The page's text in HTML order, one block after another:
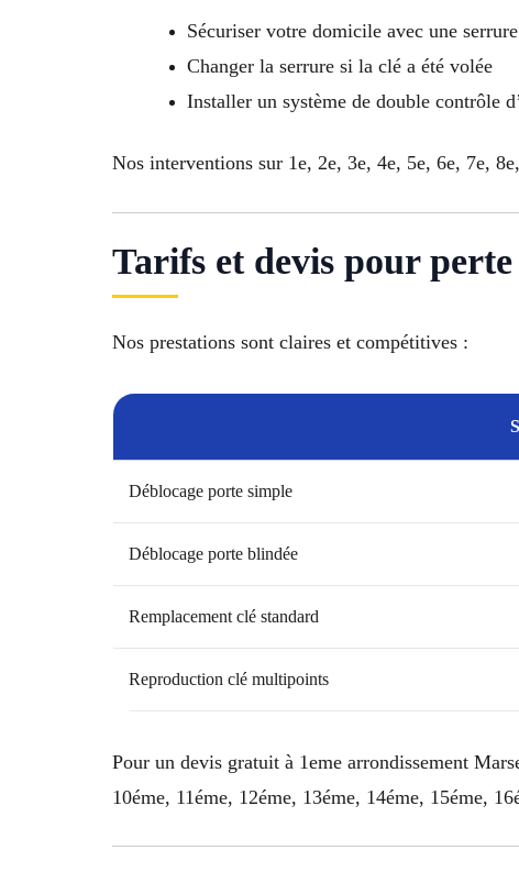
Sécuriser votre domicile avec une
Changer la serrure si la clé a été volée
Installer un système de double contrôle
Nos interventions sur 1e, 2e, 3e, 4e, 5e, 6e, 7e,
Tarifs et devis pour
Nos prestations sont claires et compétitives :
Déblocage porte simple
Déblocage porte blindée
Remplacement clé standard
Reproduction clé multipoints
Pour un devis gratuit à 1eme arrondissement
10éme, 11éme, 12éme, 13éme, 14éme, 15éme,